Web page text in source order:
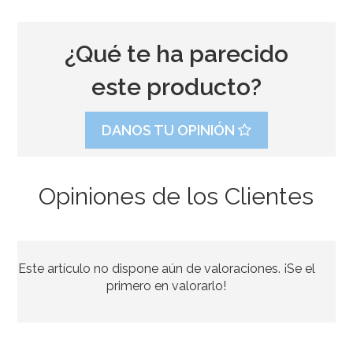
50,45€ 46,41€
¿Qué te ha parecido
este producto?
DANOS TU OPINIÓN
Opiniones de los Clientes
Este artículo no dispone aún de valoraciones. ¡Se el
primero en valorarlo!